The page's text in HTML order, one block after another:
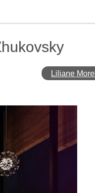
Liliane Morel